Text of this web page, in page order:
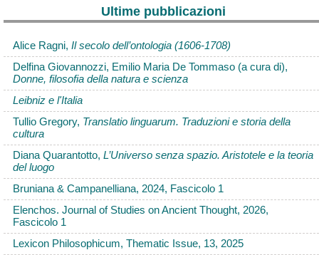
Ultime pubblicazioni
Alice Ragni, Il secolo dell’ontologia (1606-1708)
Delfina Giovannozzi, Emilio Maria De Tommaso (a cura di),
Donne, filosofia della natura e scienza
Leibniz e l'Italia
Tullio Gregory, Translatio linguarum. Traduzioni e storia della
cultura
Diana Quarantotto, L’Universo senza spazio. Aristotele e la teoria
del luogo
Bruniana & Campanelliana, 2024, Fascicolo 1
Elenchos. Journal of Studies on Ancient Thought, 2026,
Fascicolo 1
Lexicon Philosophicum, Thematic Issue, 13, 2025